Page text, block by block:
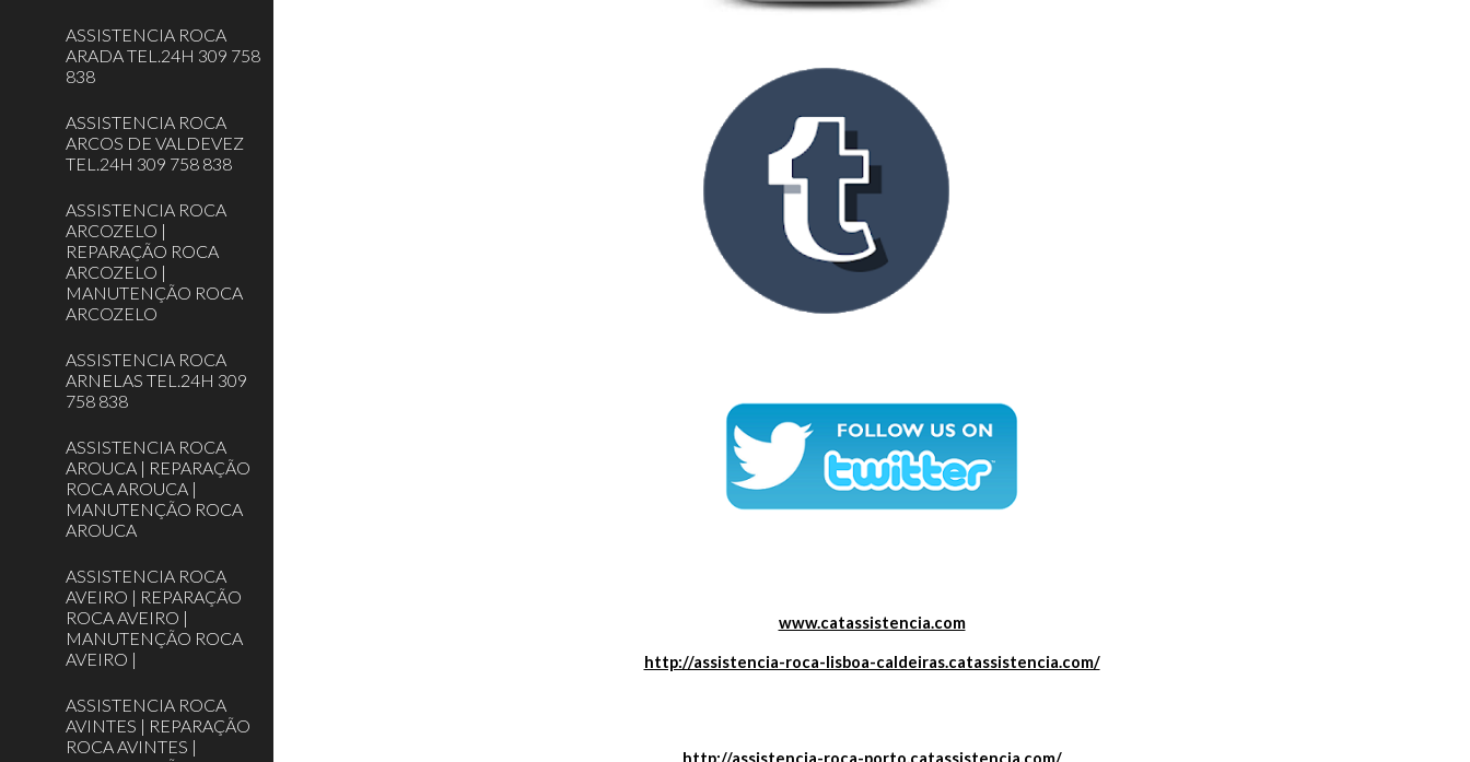
ASSISTENCIA ROCA
ARADA TEL.24H 309 758
838
ASSISTENCIA ROCA
ARCOS DE VALDEVEZ
TEL.24H 309 758 838
ASSISTENCIA ROCA
ARCOZELO |
REPARAÇÃO ROCA
ARCOZELO |
MANUTENÇÃO ROCA
ARCOZELO
ASSISTENCIA ROCA
ARNELAS TEL.24H 309
758 838
ASSISTENCIA ROCA
AROUCA | REPARAÇÃO
ROCA AROUCA |
MANUTENÇÃO ROCA
AROUCA
ASSISTENCIA ROCA
AVEIRO | REPARAÇÃO
ROCA AVEIRO |
MANUTENÇÃO ROCA
AVEIRO |
ASSISTENCIA ROCA
AVINTES | REPARAÇÃO
ROCA AVINTES |
www.catassistencia.com
http://assistencia-roca-lisboa-caldeiras.catassistencia.com/
http://assistencia-roca-porto.catassistencia.com/